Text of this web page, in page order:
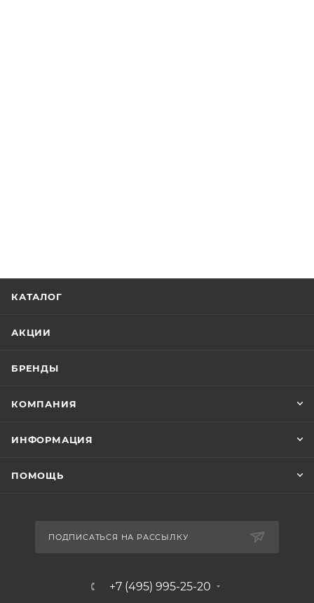
КАТАЛОГ
АКЦИИ
БРЕНДЫ
КОМПАНИЯ
ИНФОРМАЦИЯ
ПОМОЩЬ
ПОДПИСАТЬСЯ НА РАССЫЛКУ
+7 (495) 995-25-20​